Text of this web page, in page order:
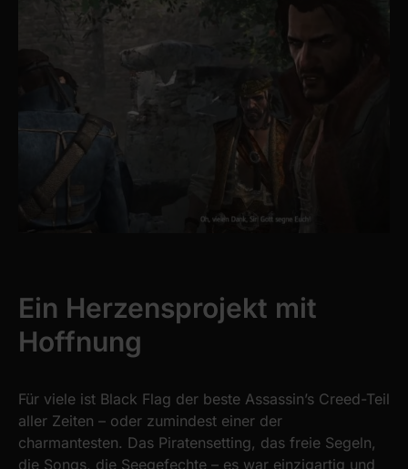
Ein Herzensprojekt mit
Hoffnung
Für viele ist Black Flag der beste Assassin’s Creed-Teil
aller Zeiten – oder zumindest einer der
charmantesten. Das Piratensetting, das freie Segeln,
die Songs, die Seegefechte – es war einzigartig und